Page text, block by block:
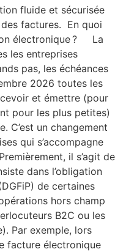
fluide et sécurisée
factures. En quoi
électronique ? La
les entreprises
pas, les échéances
2026 toutes les
et émettre (pour
pour les plus petites)
C’est un changement
qui s’accompagne
il s’agit de
dans l’obligation
de certaines
hors champ
B2C ou les
Par exemple, lors
facture électronique